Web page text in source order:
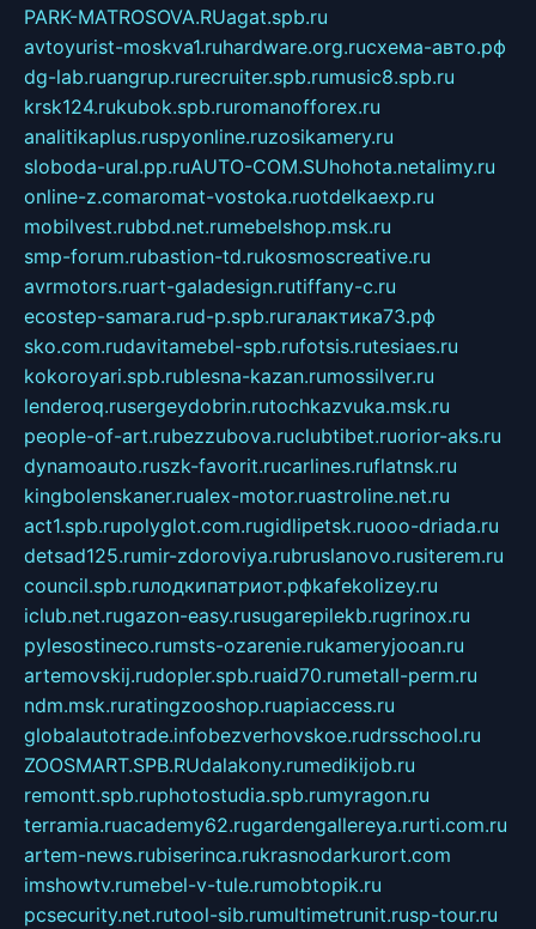
PARK-MATROSOVA.RUagat.spb.ru
avtoyurist-moskva1.ruhardware.org.ruсхема-авто.рф
dg-lab.ruangrup.rurecruiter.spb.rumusic8.spb.ru
krsk124.rukubok.spb.ruromanofforex.ru
analitikaplus.ruspyonline.ruzosikamery.ru
sloboda-ural.pp.ruAUTO-COM.SUhohota.netalimy.ru
online-z.comaromat-vostoka.ruotdelkaexp.ru
mobilvest.rubbd.net.rumebelshop.msk.ru
smp-forum.rubastion-td.rukosmoscreative.ru
avrmotors.ruart-galadesign.rutiffany-c.ru
ecostep-samara.rud-p.spb.ruгалактика73.рф
sko.com.rudavitamebel-spb.rufotsis.rutesiaes.ru
kokoroyari.spb.rublesna-kazan.rumossilver.ru
lenderoq.rusergeydobrin.rutochkazvuka.msk.ru
people-of-art.rubezzubova.ruclubtibet.ruorior-aks.ru
dynamoauto.ruszk-favorit.rucarlines.ruflatnsk.ru
kingbolenskaner.rualex-motor.ruastroline.net.ru
act1.spb.rupolyglot.com.rugidlipetsk.ruooo-driada.ru
detsad125.rumir-zdoroviya.rubruslanovo.rusiterem.ru
council.spb.ruлодкипатриот.рфkafekolizey.ru
iclub.net.rugazon-easy.rusugarepilekb.rugrinox.ru
pylesostineco.rumsts-ozarenie.rukameryjooan.ru
artemovskij.rudopler.spb.ruaid70.rumetall-perm.ru
ndm.msk.ruratingzooshop.ruapiaccess.ru
globalautotrade.infobezverhovskoe.rudrsschool.ru
ZOOSMART.SPB.RUdalakony.rumedikijob.ru
remontt.spb.ruphotostudia.spb.rumyragon.ru
terramia.ruacademy62.rugardengallereya.rurti.com.ru
artem-news.rubiserinca.rukrasnodarkurort.com
imshowtv.rumebel-v-tule.rumobtopik.ru
pcsecurity.net.rutool-sib.rumultimetrunit.rusp-tour.ru